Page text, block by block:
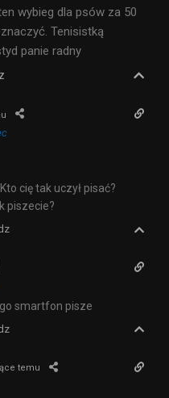
wybieg dla psów za 50
Tenisistką
panie radny
Kto cię tak uczył pisać?
piszecie?
smartfon pisze
temu